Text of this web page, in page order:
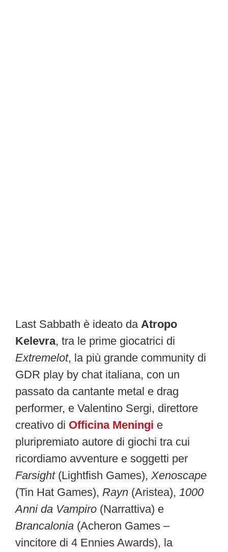
Last Sabbath è ideato da Atropo
Kelevra, tra le prime giocatrici di
Extremelot, la più grande community di
GDR play by chat italiana, con un
passato da cantante metal e drag
performer, e Valentino Sergi, direttore
creativo di Officina Meningi e
pluripremiato autore di giochi tra cui
ricordiamo avventure e soggetti per
Farsight(Lightfish Games), Xenoscape
(Tin Hat Games), Rayn (Aristea), 1000
Anni da Vampiro (Narrattiva) e
Brancalonia (Acheron Games –
vincitore di 4 Ennies Awards), la